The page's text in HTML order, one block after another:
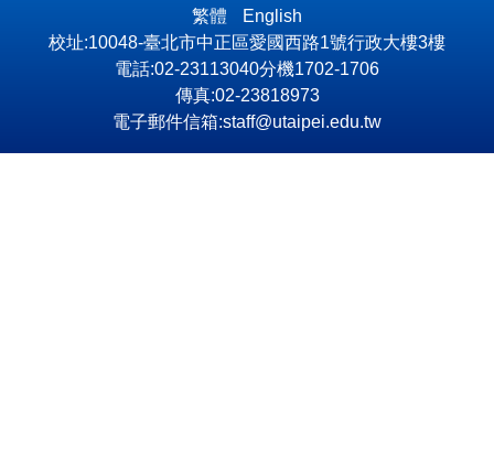
繁體
English
校址:10048-臺北市中正區愛國西路1號行政大樓3樓
電話:02-23113040分機1702-1706
傳真:02-23818973
電子郵件信箱:staff@utaipei.edu.tw